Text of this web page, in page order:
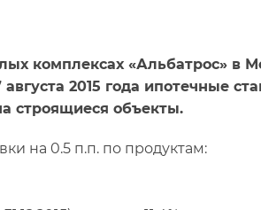
комплексах «Альбатрос» в
2015 года ипотечные
строящиеся объекты.
на 0.5 п.п. по продуктам: